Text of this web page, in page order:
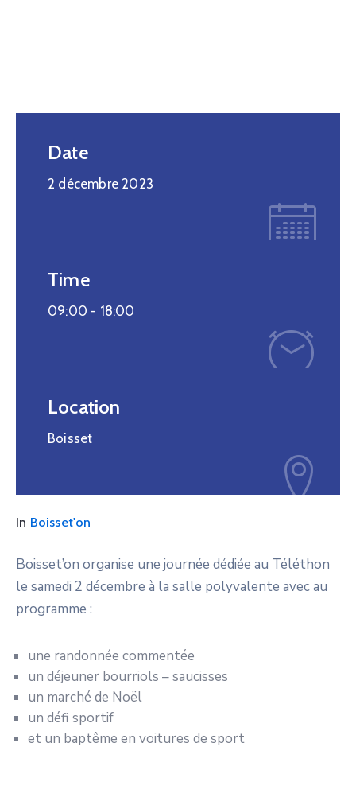
Date
2 décembre 2023
Time
09:00 - 18:00
Location
Boisset
In Boisset'on
Boisset’on organise une journée dédiée au Téléthon
le samedi 2 décembre à la salle polyvalente avec au
programme :
une randonnée commentée
un déjeuner bourriols – saucisses
un marché de Noël
un défi sportif
et un baptême en voitures de sport